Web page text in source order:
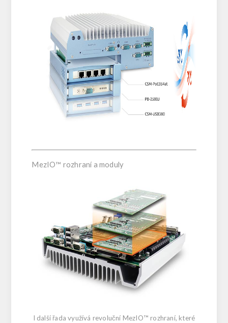
MezIO™ rozhraní a moduly
I další řada využívá revoluční MezIO™ rozhraní, které